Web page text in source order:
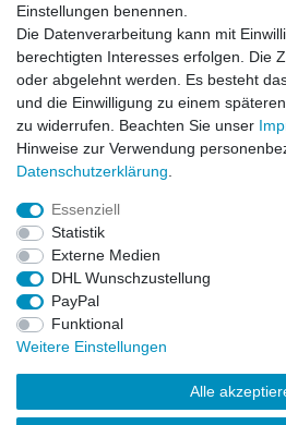
Widerrufs­recht
Einstellungen benennen.
Die Datenverarbeitung kann mit
berechtigten Interesses erfolgen. Die
oder abgelehnt werden. Es besteht
und die Einwilligung zu einem
zu widerrufen. Beachten Sie unser
Hinweise zur Verwendung
Daten­schutz­erklärung
Essenziell
Statistik
Externe Medien
DHL Wunschzustellung
PayPal
Funktional
Weitere Einstellungen
Alle